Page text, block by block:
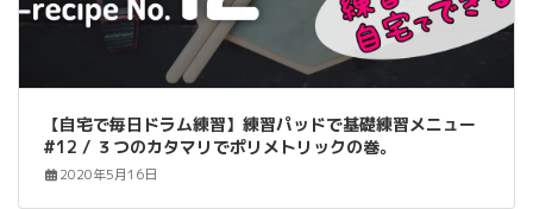
【自宅で毎日ドラム練習】練習パッドで基礎練習メニュー
#12 / ３つのカタマリでポリメトリックの巻。
2020年5月16日